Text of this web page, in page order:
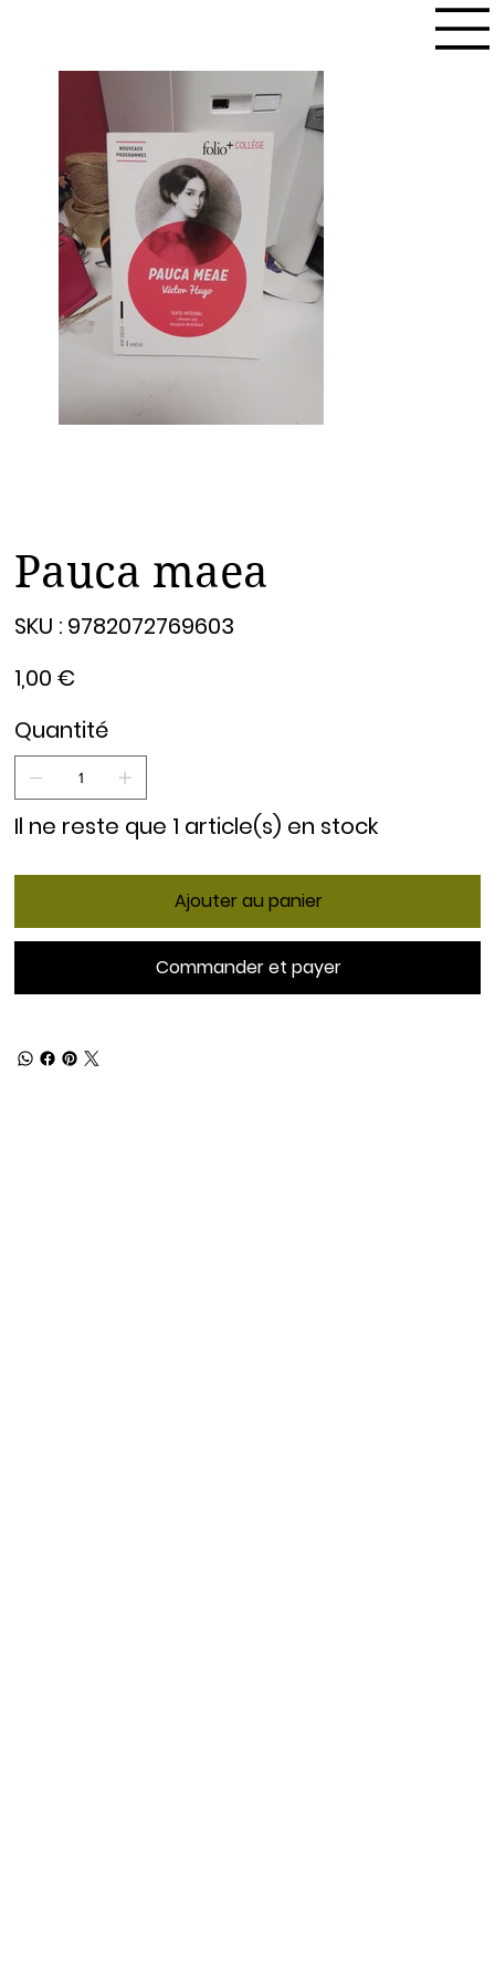
Pauca maea
SKU : 9782072769603
9782072769603
1,00 €
Quantité
Il ne reste que 1 article(s) en stock
Ajouter au panier
Commander et payer